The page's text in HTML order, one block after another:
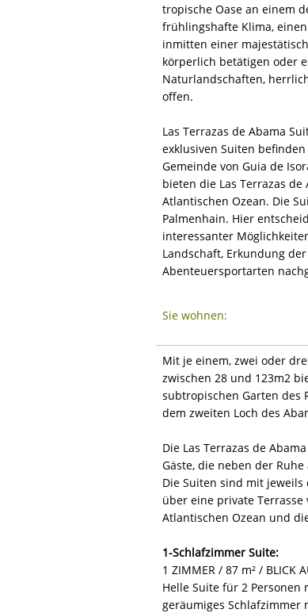
tropische Oase an einem
frühlingshafte Klima,
inmitten einer
körperlich betätigen oder
Naturlandschaften,
offen.
Las Terrazas de Abama
exklusiven Suiten
Gemeinde von Guia de
bieten die Las Terrazas
Atlantischen Ozean. Die
Palmenhain. Hier
interessanter
Landschaft, Erkundung
Abenteuersportarten
Sie wohnen:
Mit je einem, zwei oder
zwischen 28 und 123m2
subtropischen Garten des
dem zweiten Loch des
Die Las Terrazas de
Gäste, die neben der
Die Suiten sind mit
über eine private Terrasse
Atlantischen Ozean und
1-Schlafzimmer Suite:
1 ZIMMER / 87 m² / BLICK
Helle Suite für 2
geräumiges Schlafzimmer